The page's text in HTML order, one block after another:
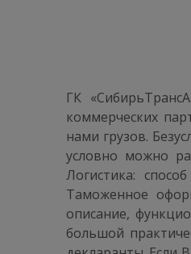
ГК
коммерческих
нами грузов.
условно можно
Логистика:
Таможенное
описание,
большой